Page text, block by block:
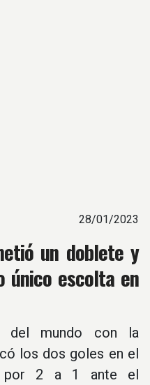
28/01/2023
un doblete y
único escolta en
del mundo con la
los dos goles en el
por 2 a 1 ante el